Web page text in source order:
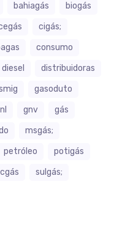
bahiagás
biogás
cigás;
consumo
diesel
distribuidoras
gasoduto
gnv
gás
msgás;
petróleo
potigás
sulgás;